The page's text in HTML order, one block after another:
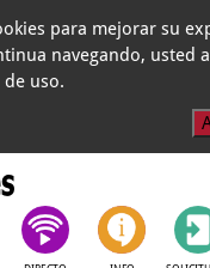
para mejorar su
navegando, usted
uso.